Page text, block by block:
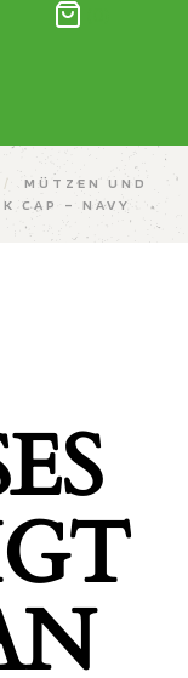
/
MÜTZEN UND
CAP – NAVY
K
S